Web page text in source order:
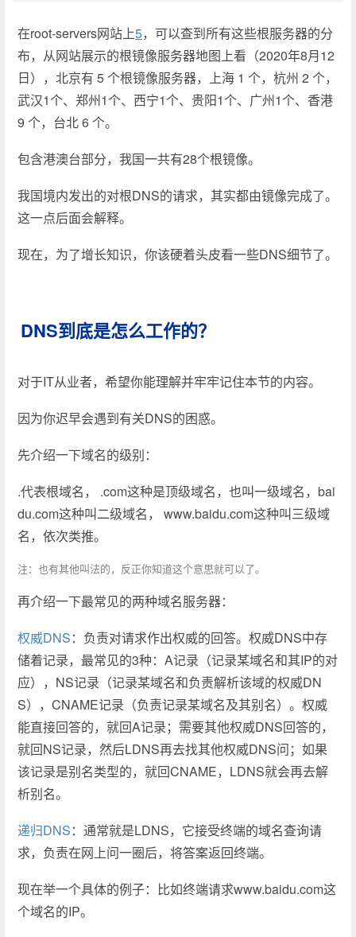
在root-servers网站上5，可以查到所有这些根服务器的分
布，从网站展示的根镜像服务器地图上看（2020年8月12
日），北京有 5 个根镜像服务器，上海 1 个，杭州 2 个，
武汉1个、郑州1个、西宁1个、贵阳1个、广州1个、香港
9 个，台北 6 个。
包含港澳台部分，我国一共有28个根镜像。
我国境内发出的对根DNS的请求，其实都由镜像完成了。
这一点后面会解释。
现在，为了增长知识，你该硬着头皮看一些DNS细节了。
DNS到底是怎么工作的？
对于IT从业者，希望你能理解并牢牢记住本节的内容。
因为你迟早会遇到有关DNS的困惑。
先介绍一下域名的级别：
.代表根域名， .com这种是顶级域名，也叫一级域名，bai
du.com这种叫二级域名， www.baidu.com这种叫三级域
名，依次类推。
注：也有其他叫法的，反正你知道这个意思就可以了。
再介绍一下最常见的两种域名服务器：
权威DNS：负责对请求作出权威的回答。权威DNS中存
储着记录，最常见的3种：A记录（记录某域名和其IP的对
应），NS记录（记录某域名和负责解析该域的权威DN
S），CNAME记录（负责记录某域名及其别名）。权威
能直接回答的，就回A记录；需要其他权威DNS回答的，
就回NS记录，然后LDNS再去找其他权威DNS问；如果
该记录是别名类型的，就回CNAME，LDNS就会再去解
析别名。
递归DNS：通常就是LDNS，它接受终端的域名查询请
求，负责在网上问一圈后，将答案返回终端。
现在举一个具体的例子：比如终端请求www.baidu.com这
个域名的IP。